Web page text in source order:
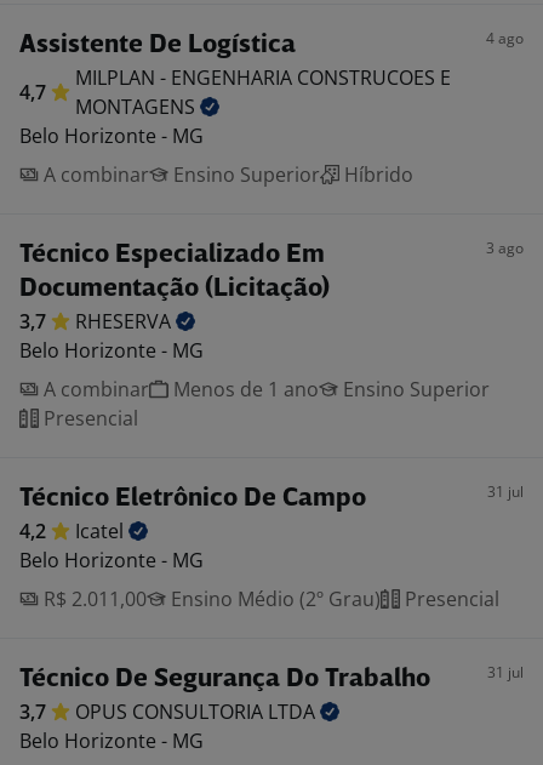
Assistente De Logística 4 ago
4,7
MILPLAN - ENGENHARIA CONSTRUCOES E
MONTAGENS
Belo Horizonte - MG
A combinar
Ensino Superior Híbrido
Técnico Especializado Em
Documentação (Licitação)
3 ago
3,7
RHESERVA
Belo Horizonte - MG
A combinar
Menos de 1 ano
Ensino Superior
Presencial
Técnico Eletrônico De Campo 31 jul
4,2
Icatel
Belo Horizonte - MG
R$ 2.011,00
Ensino Médio (2º Grau) Presencial
Técnico De Segurança Do Trabalho 31 jul
3,7 OPUS CONSULTORIA LTDA
Belo Horizonte - MG